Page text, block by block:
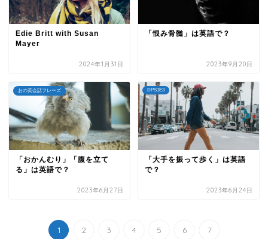
Edie Britt with Susan
Mayer
2024年1月31日
「恨み骨髄」は英語で？
2023年9月20日
おの英会話フレーズ
「おかんむり」「腹を立て
る」は英語で？
2023年6月27日
DPS1E3
「大手を振って歩く」は英語
で？
2023年6月24日
1 2 3 4 5 6 7